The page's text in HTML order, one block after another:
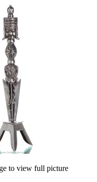
to view full picture